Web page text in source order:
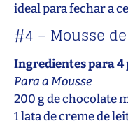
ideal para fechar a
#4 – Mousse
Ingredientes para 4
Para a Mousse
200 g de chocolate
1 lata de creme de